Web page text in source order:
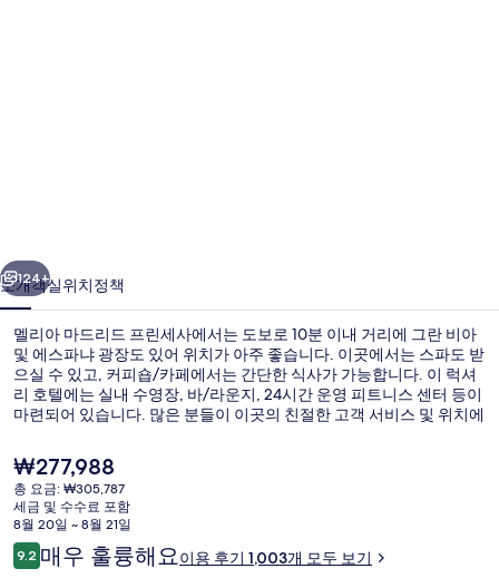
프
린
세
사
의
사
진
갤
러
다음
124+
소개객실위치정책
멜리아 마드리드 프린세사에서는 도보로 10분 이내 거리에 그란 비아
및 에스파냐 광장도 있어 위치가 아주 좋습니다. 이곳에서는 스파도 받
으실 수 있고, 커피숍/카페에서는 간단한 식사가 가능합니다. 이 럭셔
리 호텔에는 실내 수영장, 바/라운지, 24시간 운영 피트니스 센터 등이
마련되어 있습니다. 많은 분들이 이곳의 친절한 고객 서비스 및 위치에
있고 Arguelles 역도 5분 거리에 있어 대중 교통편을 이용하기 편리합
니다.
현
재
가
격
은
₩277,988
₩277,988
총 요금: ₩305,787
세금 및 수수료 포함
8월 20일 ~ 8월 21일
이
용
9.210점 만점 중 9.2점.
매우 훌륭해요이용 후기 1,003개 모두 보기